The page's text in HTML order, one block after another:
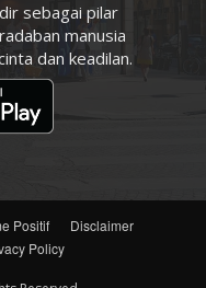
sebagai pilar
manusia
dan keadilan.
Positif
Disclaimer
Policy